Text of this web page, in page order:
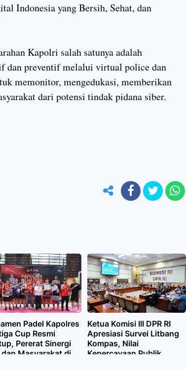
Indonesia yang Bersih, Sehat, dan
Kapolri salah satunya adalah
dan preventif melalui virtual police dan
memonitor, mengedukasi, memberikan
dari potensi tindak pidana siber.
Padel Kapolres
Cup Resmi
Pererat Sinergi
dan Masyarakat di
Ketua Komisi III DPR RI
Apresiasi Survei Litbang
Kompas, Nilai
Kepercayaan Publik